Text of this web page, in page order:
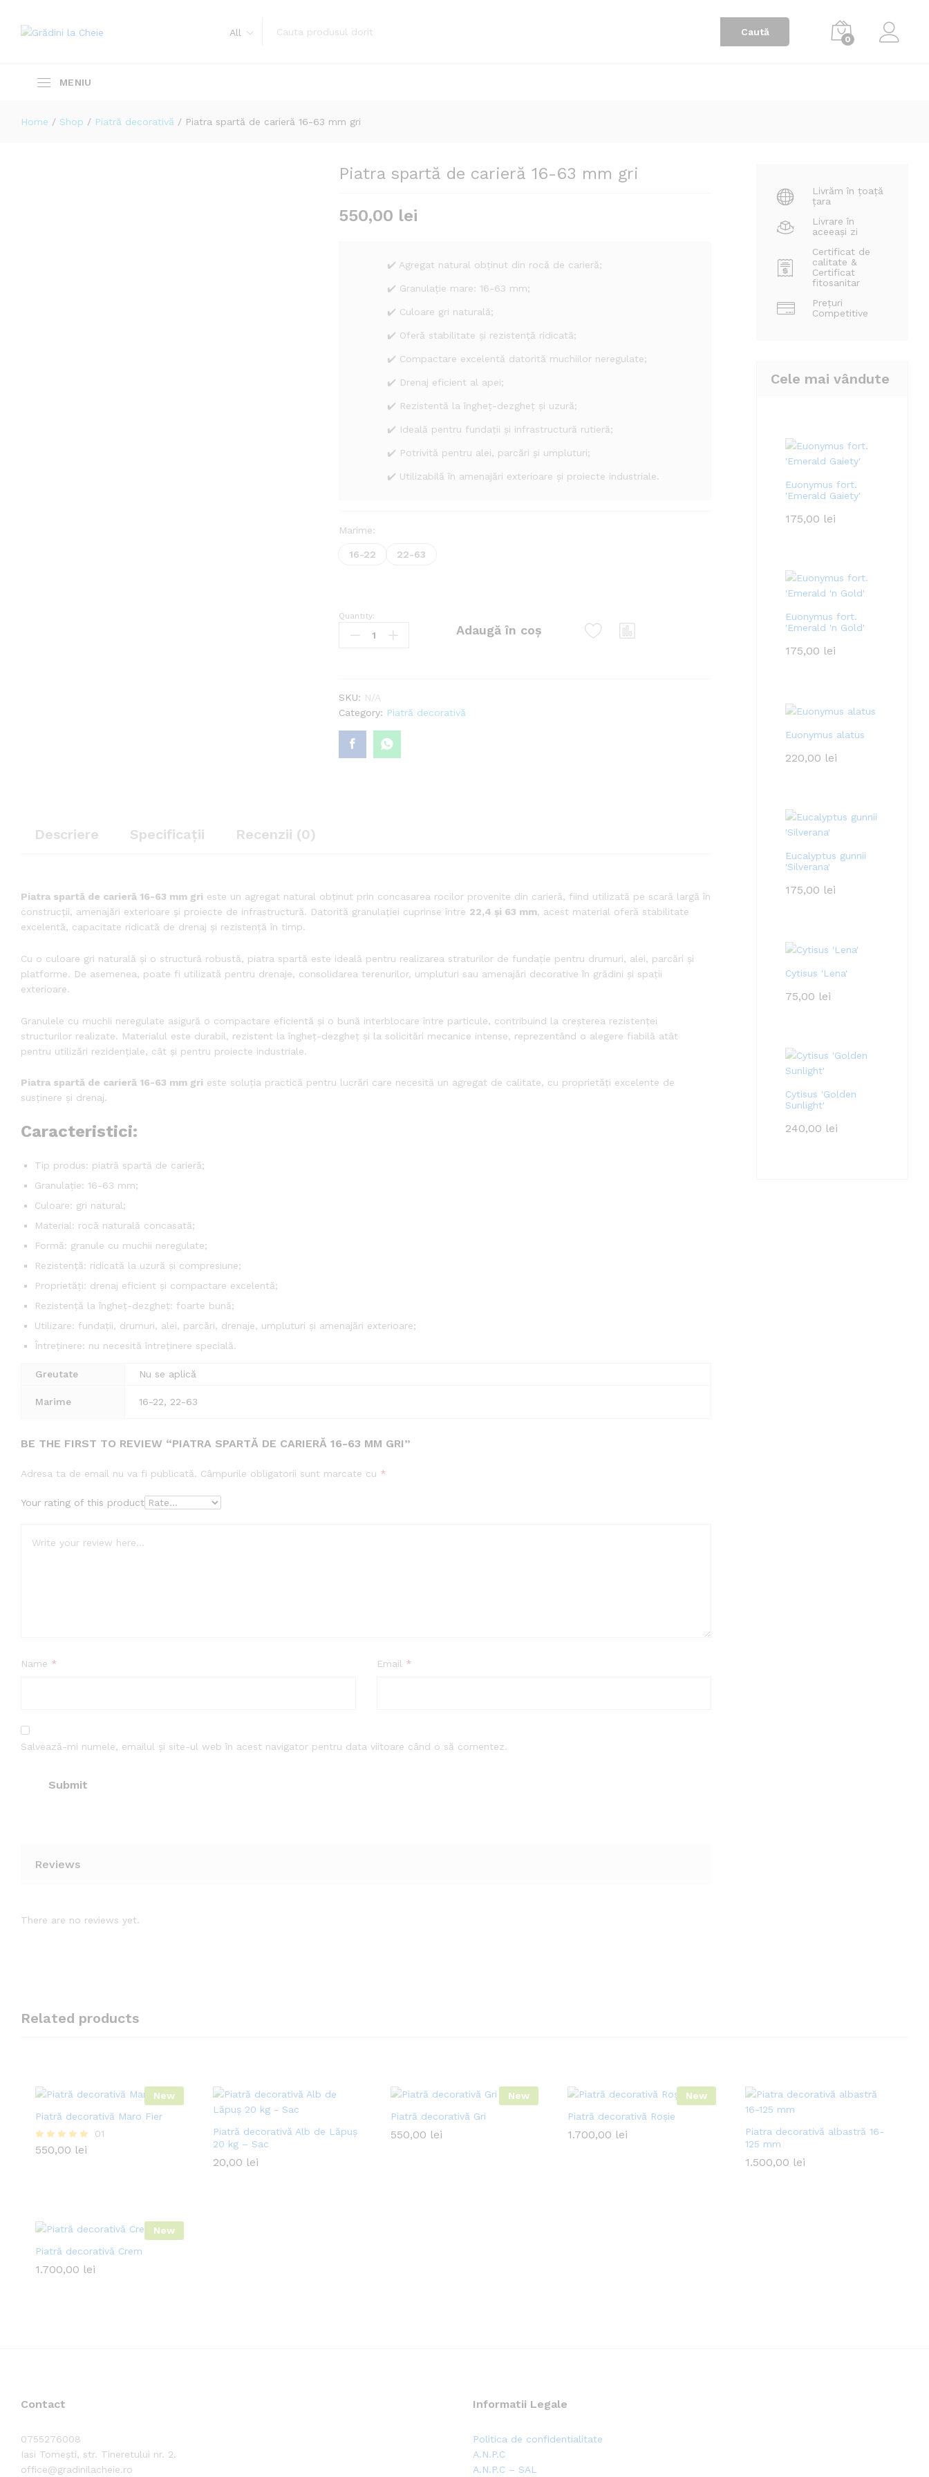
All
0
Home / Shop / Piatră decorativă / Piatra spartă de carieră 16-63 mm gri
Piatra spartă de carieră 16-63 mm gri
550,00 lei
✔️ Agregat natural obținut din rocă de carieră;
✔️ Granulație mare: 16-63 mm;
✔️ Culoare gri naturală;
✔️ Oferă stabilitate și rezistență ridicată;
✔️ Compactare excelentă datorită muchiilor neregulate;
✔️ Drenaj eficient al apei;
✔️ Rezistentă la îngheț-dezgheț și uzură;
✔️ Ideală pentru fundații și infrastructură rutieră;
✔️ Potrivită pentru alei, parcări și umpluturi;
✔️ Utilizabilă în amenajări exterioare și proiecte industriale.
Marime:
16-22 22-63
Piatra
spartă
63
mm
quantity
Quantity:
Adaugă în coș
SKU: N/A
Category: Piatră decorativă
Descriere Specificații Recenzii (0)
Piatra spartă de carieră 16-63 mm gri este un agregat natural obținut prin concasarea rocilor provenite din carieră, fiind utilizată pe scară largă în
construcții, amenajări exterioare și proiecte de infrastructură. Datorită granulației cuprinse între 22,4 și 63 mm, acest material oferă stabilitate
excelentă, capacitate ridicată de drenaj și rezistență în timp.
Cu o culoare gri naturală și o structură robustă, piatra spartă este ideală pentru realizarea straturilor de fundație pentru drumuri, alei, parcări și
platforme. De asemenea, poate fi utilizată pentru drenaje, consolidarea terenurilor, umpluturi sau amenajări decorative în grădini și spații
exterioare.
Granulele cu muchii neregulate asigură o compactare eficientă și o bună interblocare între particule, contribuind la creșterea rezistenței
structurilor realizate. Materialul este durabil, rezistent la îngheț-dezgheț și la solicitări mecanice intense, reprezentând o alegere fiabilă atât
pentru utilizări rezidențiale, cât și pentru proiecte industriale.
Piatra spartă de carieră 16-63 mm gri este soluția practică pentru lucrări care necesită un agregat de calitate, cu proprietăți excelente de
susținere și drenaj.
Caracteristici:
Tip produs: piatră spartă de carieră;
Granulație: 16-63 mm;
Culoare: gri natural;
Material: rocă naturală concasată;
Formă: granule cu muchii neregulate;
Rezistență: ridicată la uzură și compresiune;
Proprietăți: drenaj eficient și compactare excelentă;
Rezistență la îngheț-dezgheț: foarte bună;
Utilizare: fundații, drumuri, alei, parcări, drenaje, umpluturi și amenajări exterioare;
Întreținere: nu necesită întreținere specială.
Greutate Nu se aplică
Marime 16-22, 22-63
BE THE FIRST TO REVIEW “PIATRA SPARTĂ DE CARIERĂ 16-63 MM GRI”
Adresa ta de email nu va fi publicată. Câmpurile obligatorii sunt marcate cu *
Your rating of this product
Name * Email *
Salvează-mi numele, emailul și site-ul web în acest navigator pentru data viitoare când o să comentez.
Reviews
There are no reviews yet.
Livrăm în țoață
țara
Livrare în
aceeași zi
Certificat de
calitate &
Certificat
fitosanitar
Prețuri
Competitive
Cele mai vândute
Euonymus fort.
'Emerald Gaiety'
175,00 lei
Euonymus fort.
'Emerald 'n Gold'
175,00 lei
Euonymus alatus
220,00 lei
Eucalyptus gunnii
'Silverana'
175,00 lei
Cytisus 'Lena'
75,00 lei
Cytisus 'Golden
Sunlight'
240,00 lei
Related products
New
Piatră decorativă Maro Fier
Evaluat la
01
550,00 lei
Piatră decorativă Alb de Lăpuș
20 kg – Sac
20,00 lei
New
Piatră decorativă Gri
550,00 lei
New
Piatră decorativă Roșie
1.700,00 lei
Piatra decorativă albastră 16-
125 mm
1.500,00 lei
New
Piatră decorativă Crem
1.700,00 lei
Contact
0755276008
Iasi Tomești, str. Tineretului nr. 2.
office@gradinilacheie.ro
Informatii Legale
Politica de confidentialitate
A.N.P.C
A.N.P.C – SAL
Piatra spartă de carieră 16-63 mm gri